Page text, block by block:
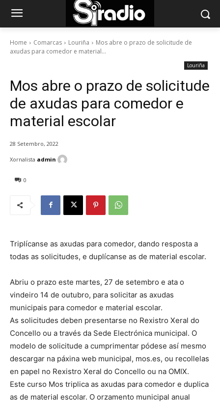
Home Comarcas Louriña
Mos abre o prazo de solicitude de
axudas para comedor e material...
Louriña
Mos abre o prazo de solicitude
de axudas para comedor e
material escolar
28 Setembro, 2022
0
Xornalista admin
Triplícanse as axudas para comedor, dando resposta a
todas as solicitudes, e duplícanse as de material escolar.
Abriu o prazo este martes, 27 de setembro e ata o
vindeiro 14 de outubro, para solicitar as axudas
municipais para comedor e material escolar.
As solicitudes deben presentarse no Rexistro Xeral do
Concello ou a través da Sede Electrónica municipal. O
modelo de solicitude a cumprimentar pódese así mesmo
descargar na páxina web municipal, mos.es, ou recollelas
en papel no Rexistro Xeral do Concello ou na OMIX.
Este curso Mos triplica as axudas para comedor e duplica
as de material escolar. O orzamento municipal anual